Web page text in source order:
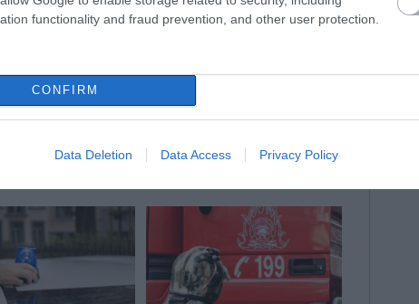
functionality and fraud prevention, and other user protection.
CONFIRM
Data Deletion Data Access Privacy Policy